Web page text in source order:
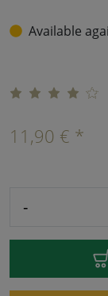
Available
11,90 € *
-